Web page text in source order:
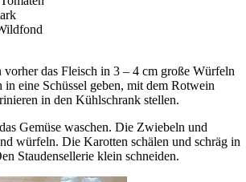
vorher das Fleisch in 3 – 4 cm große Würfeln
in eine Schüssel geben, mit dem Rotwein
in den Kühlschrank stellen.
Gemüse waschen. Die Zwiebeln und
würfeln. Die Karotten schälen und schräg in
Staudensellerie klein schneiden.